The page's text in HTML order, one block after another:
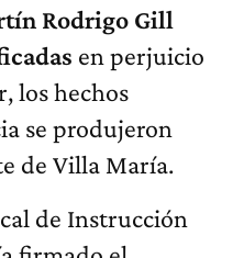
Rodrigo Gill
en perjuicio
los hechos
se produjeron
de Villa María.
de Instrucción